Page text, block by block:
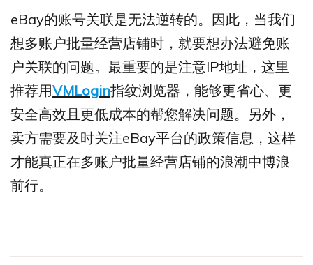
eBay的账号关联是无法逆转的。因此，当我们
想多账户批量经营店铺时，就要想办法避免账
户关联的问题。最重要的是注意IP地址，这里
推荐用VMLogin指纹浏览器，能够更省心、更
安全高效且更低成本的帮您解决问题。另外，
卖方需要及时关注eBay平台的政策信息，这样
才能真正在多账户批量经营店铺的浪潮中博浪
前行。